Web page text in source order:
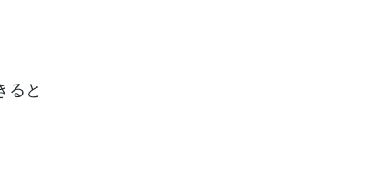
ると